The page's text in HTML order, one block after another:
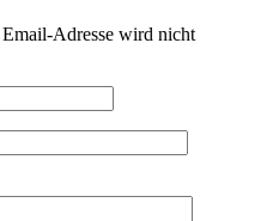
Adresse wird nicht